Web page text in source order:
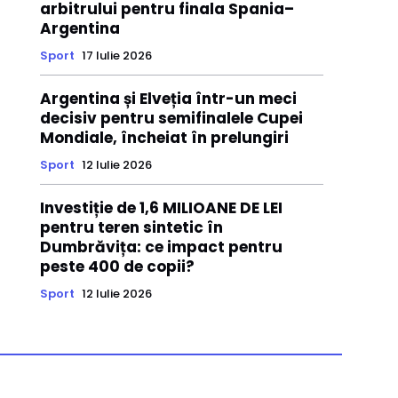
arbitrului pentru finala Spania–
Argentina
Sport 17 Iulie 2026
Argentina și Elveția într-un meci
decisiv pentru semifinalele Cupei
Mondiale, încheiat în prelungiri
Sport 12 Iulie 2026
Investiție de 1,6 MILIOANE DE LEI
pentru teren sintetic în
Dumbrăvița: ce impact pentru
peste 400 de copii?
Sport 12 Iulie 2026